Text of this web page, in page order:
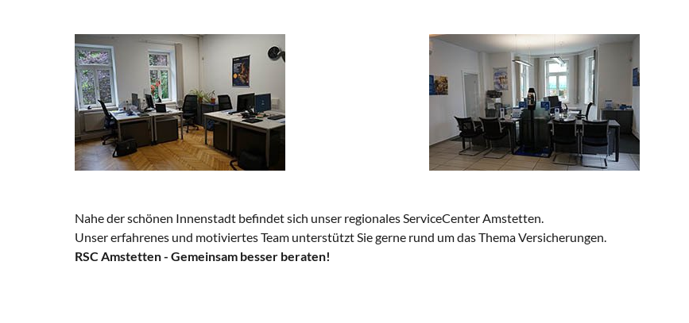
Nahe der schönen Innenstadt befindet sich unser regionales ServiceCenter Amstetten.
Unser erfahrenes und motiviertes Team unterstützt Sie gerne rund um das Thema Versicherungen.
RSC Amstetten - Gemeinsam besser beraten!